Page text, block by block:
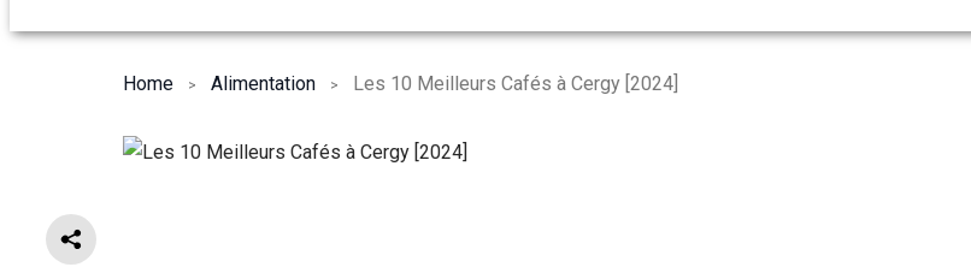
Home Alimentation Les 10 Meilleurs Cafés à Cergy [2024]